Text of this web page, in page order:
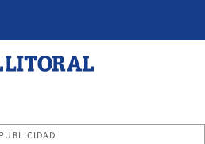
PUBLICIDAD